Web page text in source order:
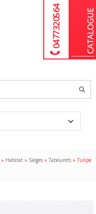
04 77 32 05 64
» Habitat » Sièges »Tabourets »Tulipe